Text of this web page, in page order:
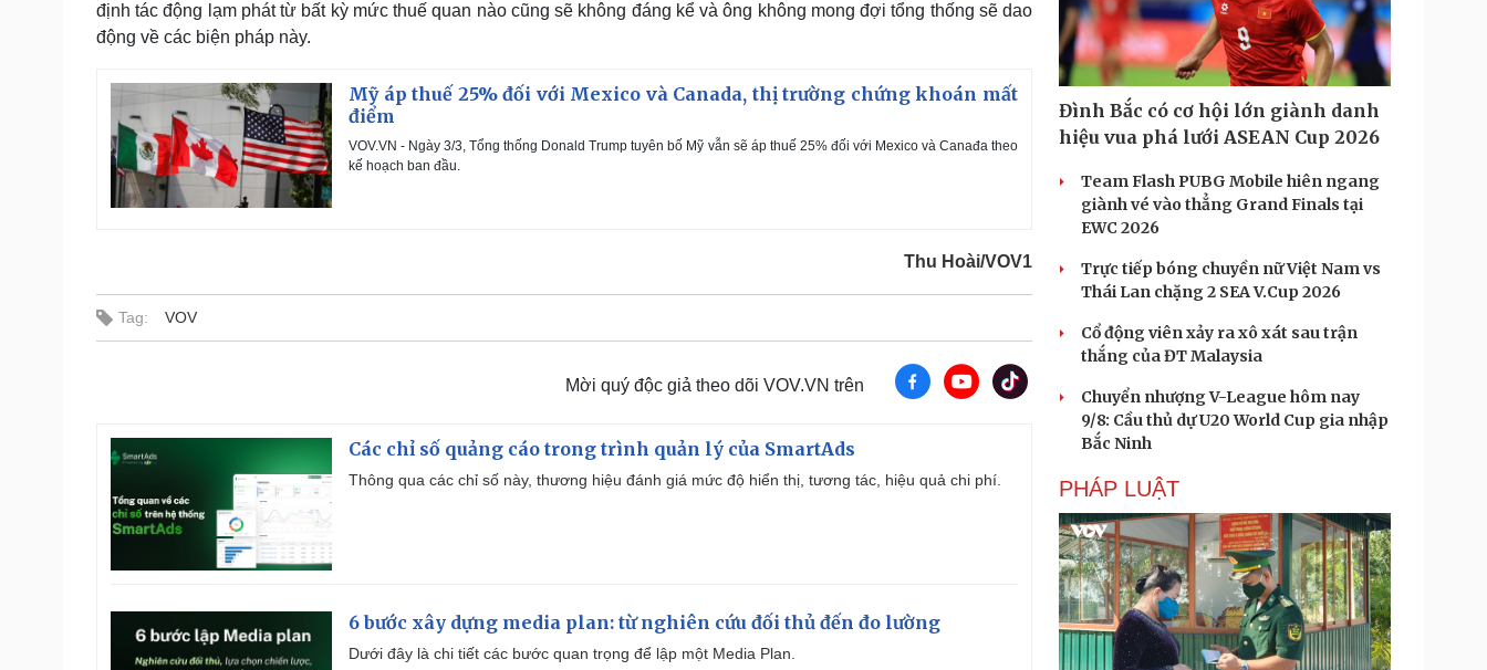
định tác động lạm phát từ bất kỳ mức thuế quan nào cũng sẽ không đáng kể và ông không mong đợi tổng thống sẽ dao
động về các biện pháp này.
Mỹ áp thuế 25% đối với Mexico và Canada, thị trường chứng khoán mất
điểm
VOV.VN - Ngày 3/3, Tổng thống Donald Trump tuyên bố Mỹ vẫn sẽ áp thuế 25% đối với Mexico và Canađa theo
kế hoạch ban đầu.
Thu Hoài/VOV1
Tag: VOV
Mời quý độc giả theo dõi VOV.VN trên
Các chỉ số quảng cáo trong trình quản lý của SmartAds
Thông qua các chỉ số này, thương hiệu đánh giá mức độ hiển thị, tương tác, hiệu quả chi phí.
6 bước xây dựng media plan: từ nghiên cứu đối thủ đến đo lường
Dưới đây là chi tiết các bước quan trọng để lập một Media Plan.
Đình Bắc có cơ hội lớn giành danh
hiệu vua phá lưới ASEAN Cup 2026
Team Flash PUBG Mobile hiên ngang
giành vé vào thẳng Grand Finals tại
EWC 2026
Trực tiếp bóng chuyền nữ Việt Nam vs
Thái Lan chặng 2 SEA V.Cup 2026
Cổ động viên xảy ra xô xát sau trận
thắng của ĐT Malaysia
Chuyển nhượng V-League hôm nay
9/8: Cầu thủ dự U20 World Cup gia nhập
Bắc Ninh
PHÁP LUẬT